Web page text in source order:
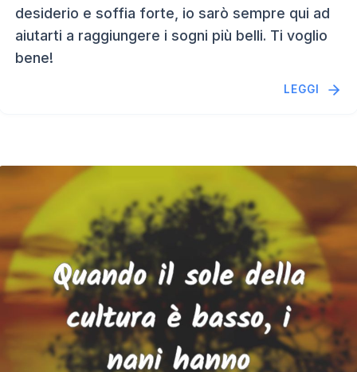
desiderio e soffia forte, io sarò sempre qui ad
aiutarti a raggiungere i sogni più belli. Ti voglio
bene!
LEGGI